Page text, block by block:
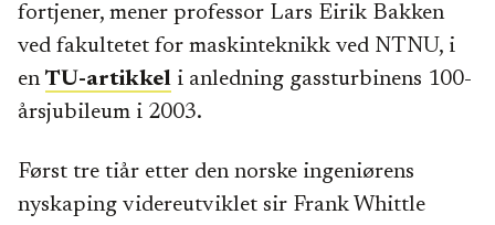
fortjener, mener professor Lars Eirik Bakken
ved fakultetet for maskinteknikk ved NTNU, i
en TU-artikkel i anledning gassturbinens 100-
årsjubileum i 2003.
Først tre tiår etter den norske ingeniørens
nyskaping videreutviklet sir Frank Whittle